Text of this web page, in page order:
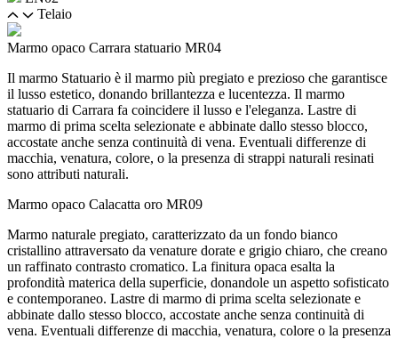
Telaio
Marmo opaco Carrara statuario MR04
Il marmo Statuario è il marmo più pregiato e prezioso che garantisce
il lusso estetico, donando brillantezza e lucentezza. Il marmo
statuario di Carrara fa coincidere il lusso e l'eleganza. Lastre di
marmo di prima scelta selezionate e abbinate dallo stesso blocco,
accostate anche senza continuità di vena. Eventuali differenze di
macchia, venatura, colore, o la presenza di strappi naturali resinati
sono attributi naturali.
Marmo opaco Calacatta oro MR09
Marmo naturale pregiato, caratterizzato da un fondo bianco
cristallino attraversato da venature dorate e grigio chiaro, che creano
un raffinato contrasto cromatico. La finitura opaca esalta la
profondità materica della superficie, donandole un aspetto sofisticato
e contemporaneo. Lastre di marmo di prima scelta selezionate e
abbinate dallo stesso blocco, accostate anche senza continuità di
vena. Eventuali differenze di macchia, venatura, colore o la presenza